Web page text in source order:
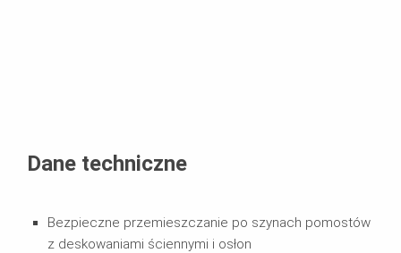
Dane techniczne
Bezpieczne przemieszczanie po szynach pomostów
z deskowaniami ściennymi i osłon